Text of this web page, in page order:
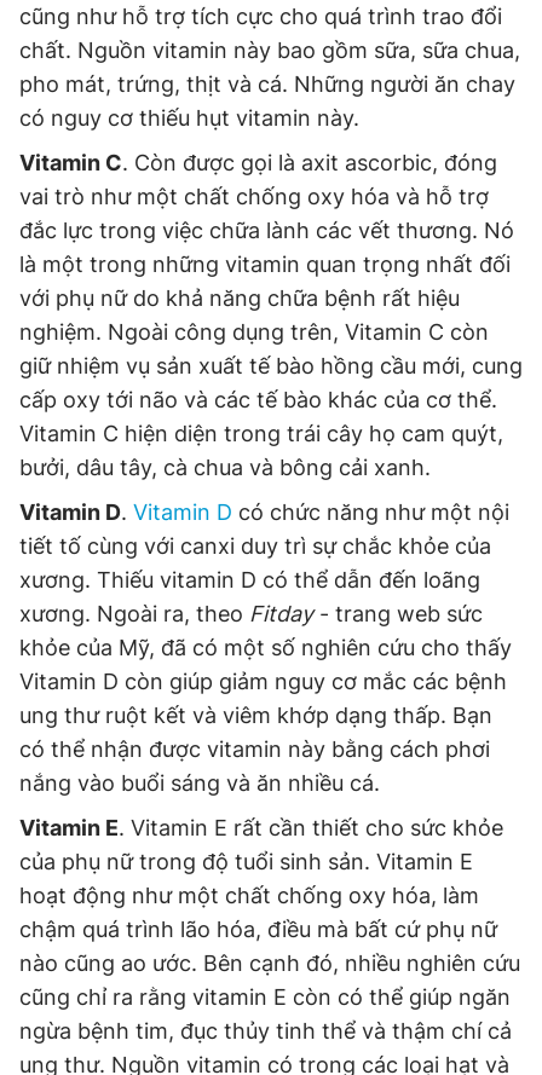
cũng như hỗ trợ tích cực cho quá trình trao đổi
chất. Nguồn vitamin này bao gồm sữa, sữa chua,
pho mát, trứng, thịt và cá. Những người ăn chay
có nguy cơ thiếu hụt vitamin này.
Vitamin C. Còn được gọi là axit ascorbic, đóng
vai trò như một chất chống oxy hóa và hỗ trợ
đắc lực trong việc chữa lành các vết thương. Nó
là một trong những vitamin quan trọng nhất đối
với phụ nữ do khả năng chữa bệnh rất hiệu
nghiệm. Ngoài công dụng trên, Vitamin C còn
giữ nhiệm vụ sản xuất tế bào hồng cầu mới, cung
cấp oxy tới não và các tế bào khác của cơ thể.
Vitamin C hiện diện trong trái cây họ cam quýt,
bưởi, dâu tây, cà chua và bông cải xanh.
Vitamin D. Vitamin D có chức năng như một nội
tiết tố cùng với canxi duy trì sự chắc khỏe của
xương. Thiếu vitamin D có thể dẫn đến loãng
xương. Ngoài ra, theo Fitday- trang web sức
khỏe của Mỹ, đã có một số nghiên cứu cho thấy
Vitamin D còn giúp giảm nguy cơ mắc các bệnh
ung thư ruột kết và viêm khớp dạng thấp. Bạn
có thể nhận được vitamin này bằng cách phơi
nắng vào buổi sáng và ăn nhiều cá.
Vitamin E. Vitamin E rất cần thiết cho sức khỏe
của phụ nữ trong độ tuổi sinh sản. Vitamin E
hoạt động như một chất chống oxy hóa, làm
chậm quá trình lão hóa, điều mà bất cứ phụ nữ
nào cũng ao ước. Bên cạnh đó, nhiều nghiên cứu
cũng chỉ ra rằng vitamin E còn có thể giúp ngăn
ngừa bệnh tim, đục thủy tinh thể và thậm chí cả
ung thư. Nguồn vitamin có trong các loại hạt và